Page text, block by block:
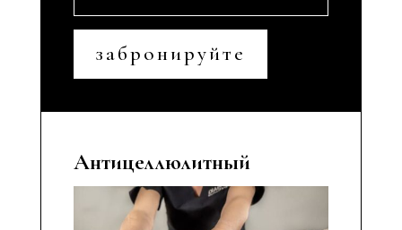
забронируйте
Антицеллюлитный